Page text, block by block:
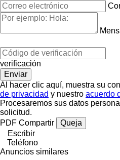
verificación
Al hacer clic aquí, muestra su
de privacidad y nuestro acuerdo
Procesaremos sus datos
solicitud.
PDF Compartir
Queja
Escribir
Teléfono
Anuncios similares